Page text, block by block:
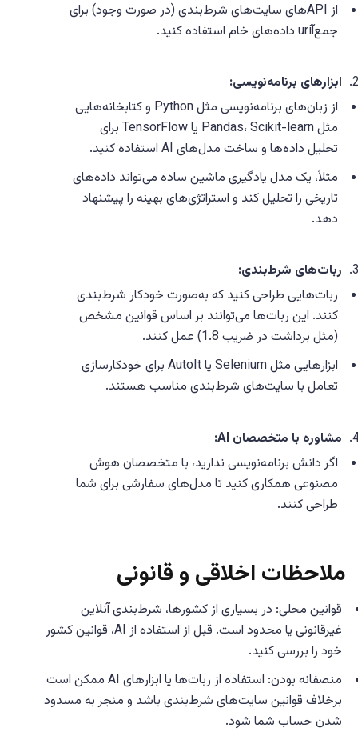
از APIهای سایت‌های شرط‌بندی (در صورت وجود) برای
جمع‌آuri داده‌های خام استفاده کنید.
ابزارهای برنامه‌نویسی:
از زبان‌های برنامه‌نویسی مثل Python و کتابخانه‌هایی
مثل Pandas، Scikit-learn یا TensorFlow برای
تحلیل داده‌ها و ساخت مدل‌های AI استفاده کنید.
مثلاً، یک مدل یادگیری ماشین ساده می‌تواند داده‌های
تاریخی را تحلیل کند و استراتژی‌های بهینه را پیشنهاد
دهد.
ربات‌های شرط‌بندی:
ربات‌هایی طراحی کنید که به‌صورت خودکار شرط‌بندی
کنند. این ربات‌ها می‌توانند بر اساس قوانین مشخص
(مثل برداشت در ضریب 1.8) عمل کنند.
ابزارهایی مثل Selenium یا AutoIt برای خودکارسازی
تعامل با سایت‌های شرط‌بندی مناسب هستند.
مشاوره با متخصصان AI:
اگر دانش برنامه‌نویسی ندارید، با متخصصان هوش
مصنوعی همکاری کنید تا مدل‌های سفارشی برای شما
طراحی کنند.
ملاحظات اخلاقی و قانونی
قوانین محلی: در بسیاری از کشورها، شرط‌بندی آنلاین
غیرقانونی یا محدود است. قبل از استفاده از AI، قوانین کشور
خود را بررسی کنید.
منصفانه بودن: استفاده از ربات‌ها یا ابزارهای AI ممکن است
برخلاف قوانین سایت‌های شرط‌بندی باشد و منجر به مسدود
شدن حساب شما شود.